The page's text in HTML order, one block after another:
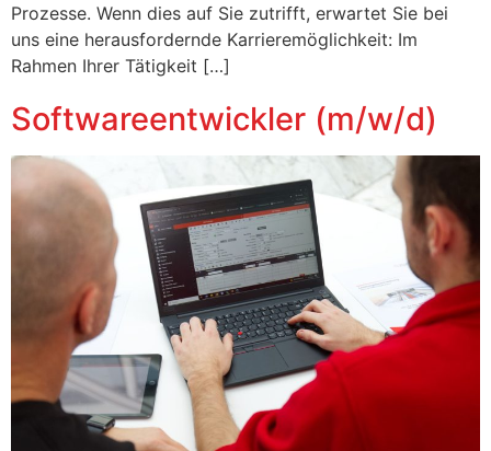
Prozesse. Wenn dies auf Sie zutrifft, erwartet Sie bei
uns eine herausfordernde Karrieremöglichkeit: Im
Rahmen Ihrer Tätigkeit […]
Softwareentwickler (m/w/d)